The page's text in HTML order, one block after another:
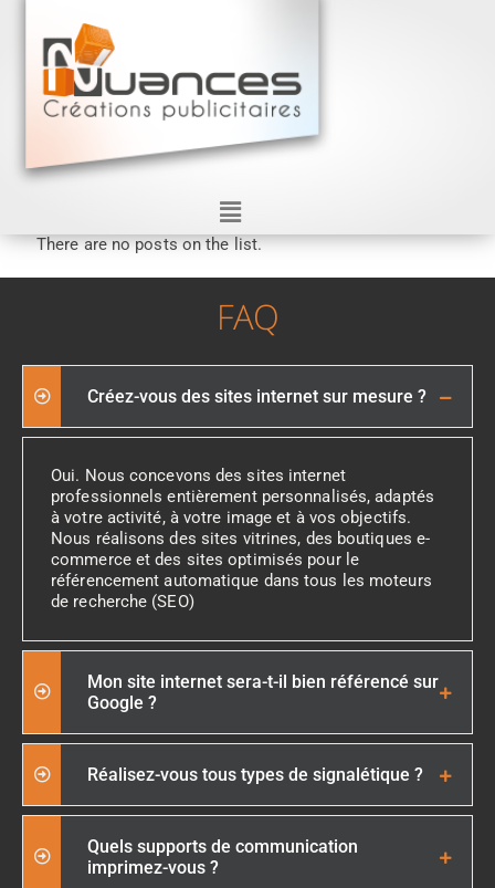
There are no posts on the list.
FAQ
Créez-vous des sites internet sur mesure ?
Oui. Nous concevons des sites internet
professionnels entièrement personnalisés, adaptés
à votre activité, à votre image et à vos objectifs.
Nous réalisons des sites vitrines, des boutiques e-
commerce et des sites optimisés pour le
référencement automatique dans tous les moteurs
de recherche (SEO)
Mon site internet sera-t-il bien référencé sur
Google ?
Réalisez-vous tous types de signalétique ?
Quels supports de communication
imprimez-vous ?